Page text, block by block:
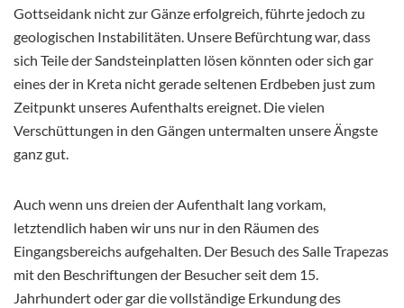
Gottseidank nicht zur Gänze erfolgreich, führte jedoch zu
geologischen Instabilitäten. Unsere Befürchtung war, dass
sich Teile der Sandsteinplatten lösen könnten oder sich gar
eines der in Kreta nicht gerade seltenen Erdbeben just zum
Zeitpunkt unseres Aufenthalts ereignet. Die vielen
Verschüttungen in den Gängen untermalten unsere Ängste
ganz gut.
Auch wenn uns dreien der Aufenthalt lang vorkam,
letztendlich haben wir uns nur in den Räumen des
Eingangsbereichs aufgehalten. Der Besuch des Salle Trapezas
mit den Beschriftungen der Besucher seit dem 15.
Jahrhundert oder gar die vollständige Erkundung des